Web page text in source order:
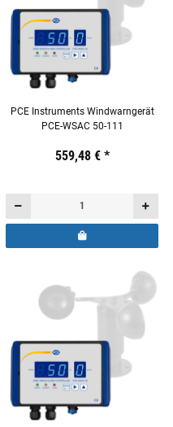
PCE Instruments Windwarngerät
PCE-WSAC 50-111
19,44 €inkl. 19% USt.
559,48 € *